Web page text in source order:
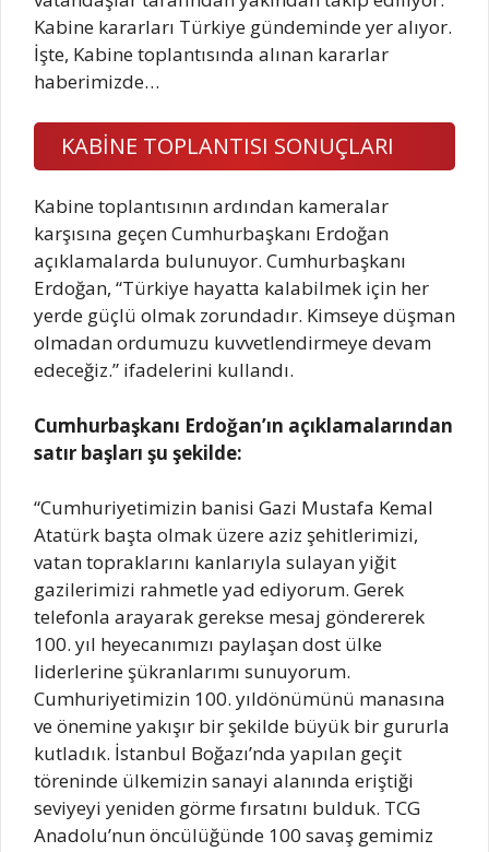
Kabine kararları Türkiye gündeminde yer alıyor.
İşte, Kabine toplantısında alınan kararlar
haberimizde…
KABİNE TOPLANTISI SONUÇLARI
Kabine toplantısının ardından kameralar
karşısına geçen Cumhurbaşkanı Erdoğan
açıklamalarda bulunuyor. Cumhurbaşkanı
Erdoğan, “Türkiye hayatta kalabilmek için her
yerde güçlü olmak zorundadır. Kimseye düşman
olmadan ordumuzu kuvvetlendirmeye devam
edeceğiz.” ifadelerini kullandı.
Cumhurbaşkanı Erdoğan’ın açıklamalarından
satır başları şu şekilde:
“Cumhuriyetimizin banisi Gazi Mustafa Kemal
Atatürk başta olmak üzere aziz şehitlerimizi,
vatan topraklarını kanlarıyla sulayan yiğit
gazilerimizi rahmetle yad ediyorum. Gerek
telefonla arayarak gerekse mesaj göndererek
100. yıl heyecanımızı paylaşan dost ülke
liderlerine şükranlarımı sunuyorum.
Cumhuriyetimizin 100. yıldönümünü manasına
ve önemine yakışır bir şekilde büyük bir gururla
kutladık. İstanbul Boğazı’nda yapılan geçit
töreninde ülkemizin sanayi alanında eriştiği
seviyeyi yeniden görme fırsatını bulduk. TCG
Anadolu’nun öncülüğünde 100 savaş gemimiz